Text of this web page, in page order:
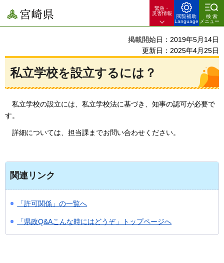
宮崎県
緊急・
災害情報
閲覧補助
Language
検索
メニュー
掲載開始日：2019年5月14日
更新日：2025年4月25日
私立学校を設立するには？
私立学校の設立には、私立学校法に基づき、知事の認可が必要で
す。
詳細については、担当課までお問い合わせください。
関連リンク
「許可関係」の一覧へ
「県政Q&Aこんな時にはどうぞ」トップページへ